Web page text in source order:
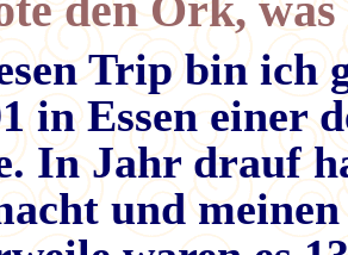
den Ork,
Trip bin ich
in Essen einer
In Jahr drauf
und